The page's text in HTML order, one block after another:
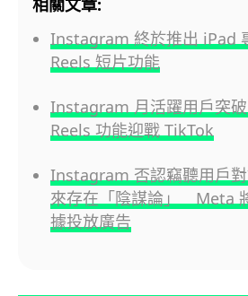
相關文章:
Instagram 終於推出 iPad
Reels 短片功能
Instagram 月活躍用戶突
Reels 功能迎戰 TikTok
Instagram 否認竊聽用戶
來存在「陰謀論」 Meta
據投放廣告